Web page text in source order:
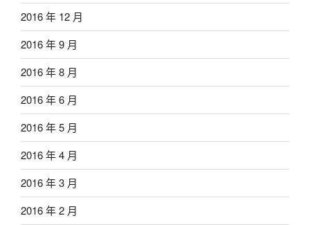
2016 年 12 月
2016 年 9 月
2016 年 8 月
2016 年 6 月
2016 年 5 月
2016 年 4 月
2016 年 3 月
2016 年 2 月